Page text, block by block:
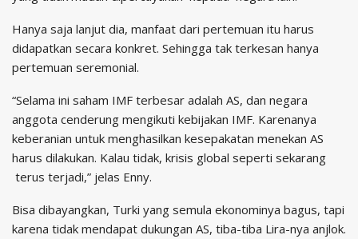
Hanya saja lanjut dia, manfaat dari pertemuan itu harus
didapatkan secara konkret. Sehingga tak terkesan hanya
pertemuan seremonial.
“Selama ini saham IMF terbesar adalah AS, dan negara
anggota cenderung mengikuti kebijakan IMF. Karenanya
keberanian untuk menghasilkan kesepakatan menekan AS
harus dilakukan. Kalau tidak, krisis global seperti sekarang
terus terjadi,” jelas Enny.
Bisa dibayangkan, Turki yang semula ekonominya bagus, tapi
karena tidak mendapat dukungan AS, tiba-tiba Lira-nya anjlok.